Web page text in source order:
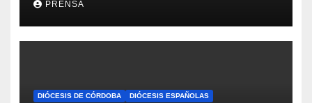
PRENSA
DIÓCESIS DE CÓRDOBA DIÓCESIS ESPAÑOLAS